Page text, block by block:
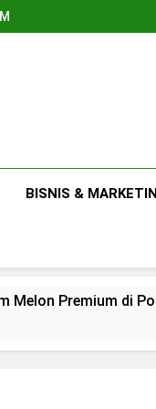
BISNIS &
di Polibag Skala